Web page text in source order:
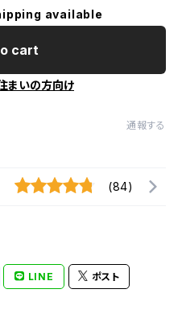
available
cart
まいの方向け
通報する
(84)
LINE ポスト